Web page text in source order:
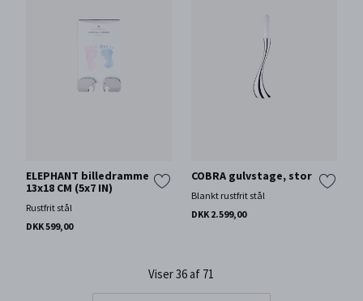
ELEPHANT billedramme
13x18 CM (5x7 IN)
Rustfrit stål
DKK 599,00
COBRA gulvstage, stor
Blankt rustfrit stål
DKK 2.599,00
Viser 36 af 71